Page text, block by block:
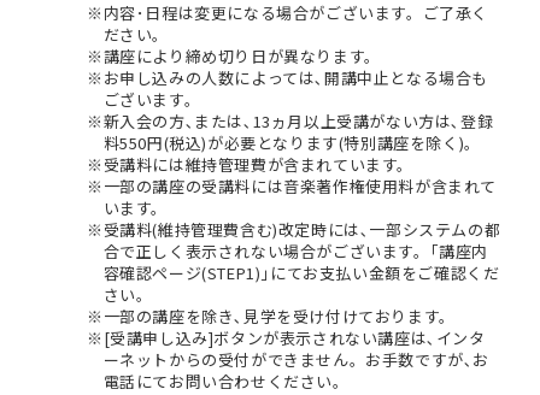
内容･日程は変更になる場合がございます。ご了承く
ださい。
講座により締め切り日が異なります。
お申し込みの人数によっては､開講中止となる場合も
ございます。
新入会の方､または､13ヵ月以上受講がない方は､登録
料550円(税込)が必要となります(特別講座を除く)。
受講料には維持管理費が含まれています。
一部の講座の受講料には音楽著作権使用料が含まれて
います。
受講料(維持管理費含む)改定時には､一部システムの都
合で正しく表示されない場合がございます。｢講座内
容確認ページ(STEP1)｣にてお支払い金額をご確認くだ
さい。
一部の講座を除き､見学を受け付けております。
[受講申し込み]ボタンが表示されない講座は､インタ
ーネットからの受付ができません。お手数ですが､お
電話にてお問い合わせください。